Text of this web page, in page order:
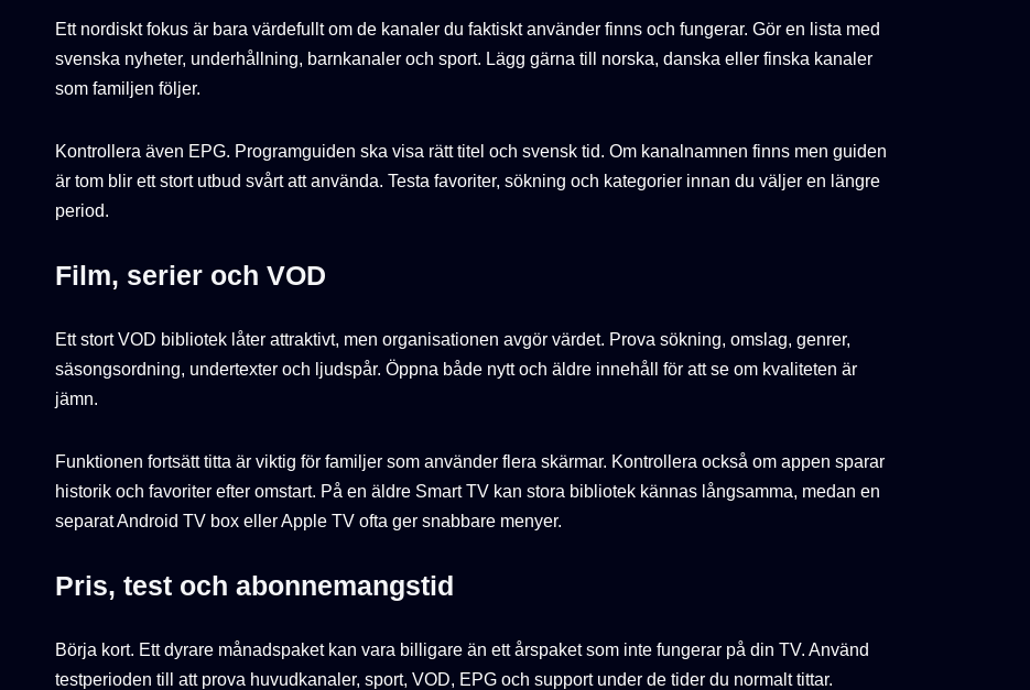
Ett nordiskt fokus är bara värdefullt om de kanaler du faktiskt använder finns och fungerar. Gör en lista med
svenska nyheter, underhållning, barnkanaler och sport. Lägg gärna till norska, danska eller finska kanaler
som familjen följer.
Kontrollera även EPG. Programguiden ska visa rätt titel och svensk tid. Om kanalnamnen finns men guiden
är tom blir ett stort utbud svårt att använda. Testa favoriter, sökning och kategorier innan du väljer en längre
period.
Film, serier och VOD
Ett stort VOD bibliotek låter attraktivt, men organisationen avgör värdet. Prova sökning, omslag, genrer,
säsongsordning, undertexter och ljudspår. Öppna både nytt och äldre innehåll för att se om kvaliteten är
jämn.
Funktionen fortsätt titta är viktig för familjer som använder flera skärmar. Kontrollera också om appen sparar
historik och favoriter efter omstart. På en äldre Smart TV kan stora bibliotek kännas långsamma, medan en
separat Android TV box eller Apple TV ofta ger snabbare menyer.
Pris, test och abonnemangstid
Börja kort. Ett dyrare månadspaket kan vara billigare än ett årspaket som inte fungerar på din TV. Använd
testperioden till att prova huvudkanaler, sport, VOD, EPG och support under de tider du normalt tittar.